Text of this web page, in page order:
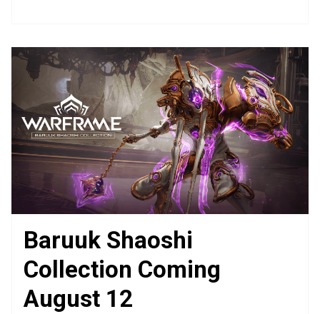
Baruuk Shaoshi
Collection Coming
August 12